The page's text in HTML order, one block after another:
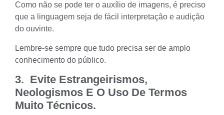
Como não se pode ter o auxílio de imagens, é preciso
que a linguagem seja de fácil interpretação e audição
do ouvinte.
Lembre-se sempre que tudo precisa ser de amplo
conhecimento do público.
3. Evite Estrangeirismos,
Neologismos E O Uso De Termos
Muito Técnicos.